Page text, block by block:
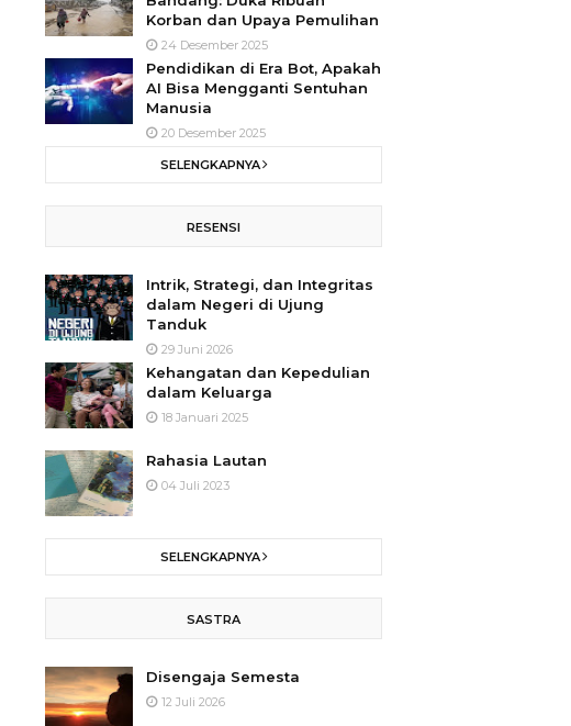
Korban dan Upaya Pemulihan
24 Desember 2025
Pendidikan di Era Bot, Apakah
AI Bisa Mengganti Sentuhan
Manusia
20 Desember 2025
SELENGKAPNYA
RESENSI
Intrik, Strategi, dan Integritas
dalam Negeri di Ujung
Tanduk
29 Juni 2026
Kehangatan dan Kepedulian
dalam Keluarga
18 Januari 2025
Rahasia Lautan
04 Juli 2023
SELENGKAPNYA
SASTRA
Disengaja Semesta
12 Juli 2026